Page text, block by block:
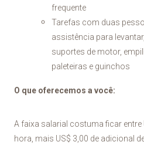
frequente
Tarefas com duas
assistência para
suportes de motor,
paleteiras e guinchos
O que oferecemos a você:
A faixa salarial costuma ficar entre
hora, mais US$ 3,00 de adicional